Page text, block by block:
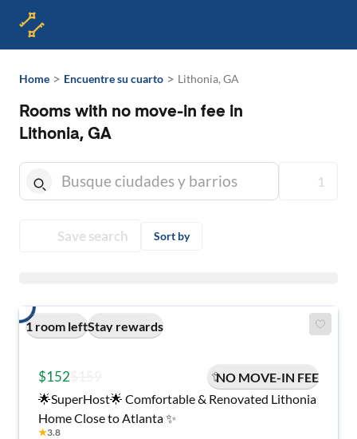
Home > Encuentre su cuarto > Lithonia, GA
Rooms with no move-in fee in
Lithonia, GA
1
Save search Sort by
1 room leftStay rewards
$152
NO MOVE-IN FEE
🌟SuperHost🌟 Comfortable & Renovated Lithonia
Home Close to Atlanta ✨
★3.8